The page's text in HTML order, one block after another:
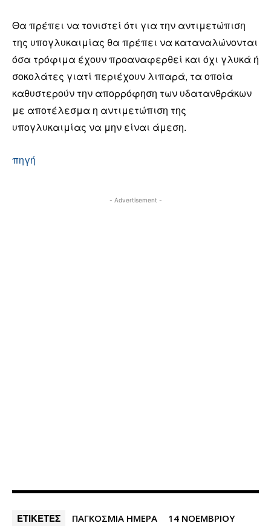
Θα πρέπει να τονιστεί ότι για την αντιμετώπιση
της υπογλυκαιμίας θα πρέπει να καταναλώνονται
όσα τρόφιμα έχουν προαναφερθεί και όχι γλυκά ή
σοκολάτες γιατί περιέχουν λιπαρά, τα οποία
καθυστερούν την απορρόφηση των υδατανθράκων
με αποτέλεσμα η αντιμετώπιση της
υπογλυκαιμίας να μην είναι άμεση.
πηγή
- Advertisement -
ΕΤΙΚΕΤΕΣ ΠΑΓΚΟΣΜΙΑ ΗΜΕΡΑ
14 ΝΟΕΜΒΡΙΟΥ